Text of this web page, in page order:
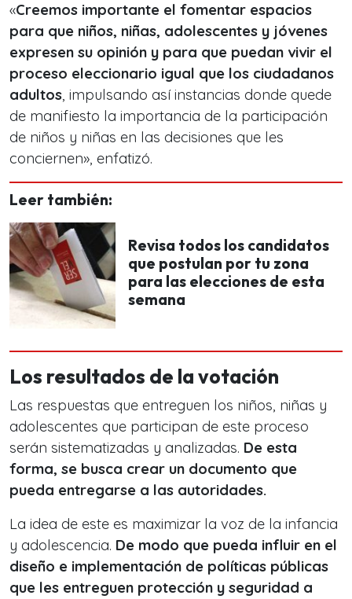
«Creemos importante el fomentar espacios
para que niños, niñas, adolescentes y jóvenes
expresen su opinión y para que puedan vivir el
proceso eleccionario igual que los ciudadanos
adultos, impulsando así instancias donde quede
de manifiesto la importancia de la participación
de niños y niñas en las decisiones que les
conciernen», enfatizó.
Leer también:
Revisa todos los candidatos
que postulan por tu zona
para las elecciones de esta
semana
Los resultados de la votación
Las respuestas que entreguen los niños, niñas y
adolescentes que participan de este proceso
serán sistematizadas y analizadas. De esta
forma, se busca crear un documento que
pueda entregarse a las autoridades.
La idea de este es maximizar la voz de la infancia
y adolescencia. De modo que pueda influir en el
diseño e implementación de políticas públicas
que les entreguen protección y seguridad a